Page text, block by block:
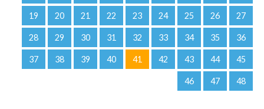
19 20 21 22 23 24 25 26 27
28 29 30 31 32 33 34 35 36
37 38 39 40 41 42 43 44 45
46 47 48